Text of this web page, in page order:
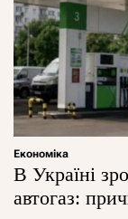
Економіка
В Україні
автогаз: